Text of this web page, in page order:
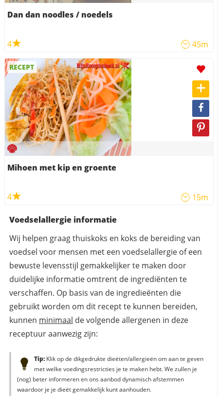
Dan dan noodles / noedels
4 45m
RECEPT
Mihoen met kip en groente
4 15m
Voedselallergie informatie
Wij helpen graag thuiskoks en koks de bereiding van
voedsel voor mensen met een voedselallergie of een
bewuste levensstijl gemakkelijker te maken door
duidelijke informatie omtrent de ingrediënten te
verschaffen. Op basis van de ingredieënten die
gebruikt worden om dit recept te kunnen bereiden,
kunnen minimaal de volgende allergenen in deze
receptuur aanwezig zijn:
Tip:Klik op de dikgedrukte dieëten/allergieën om aan te geven
met welke voedingsrestricties je te maken hebt. We zullen je
(nog) beter informeren en ons aanbod dynamisch afstemmen
waardoor je je dieët gemakkelijk kunt aanhouden.